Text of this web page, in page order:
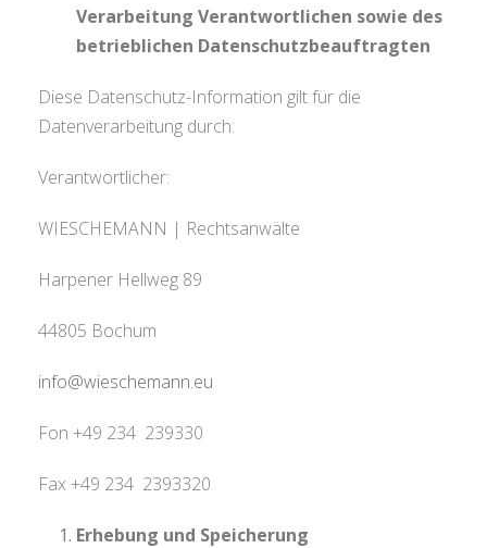
Verarbeitung Verantwortlichen sowie des
betrieblichen Datenschutzbeauftragten
Diese Datenschutz-Information gilt für die
Datenverarbeitung durch:
Verantwortlicher:
WIESCHEMANN | Rechtsanwälte
Harpener Hellweg 89
44805 Bochum
info@wieschemann.eu
Fon +49 234 239330
Fax +49 234 2393320
Erhebung und Speicherung